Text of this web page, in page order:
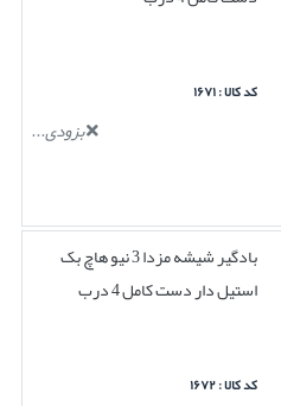
کد کالا : ۱۶۷۱
بزودی...
بادگیر شیشه مزدا 3 نیو هاچ بک
استیل دار دست کامل 4 درب
کد کالا : ۱۶۷۲